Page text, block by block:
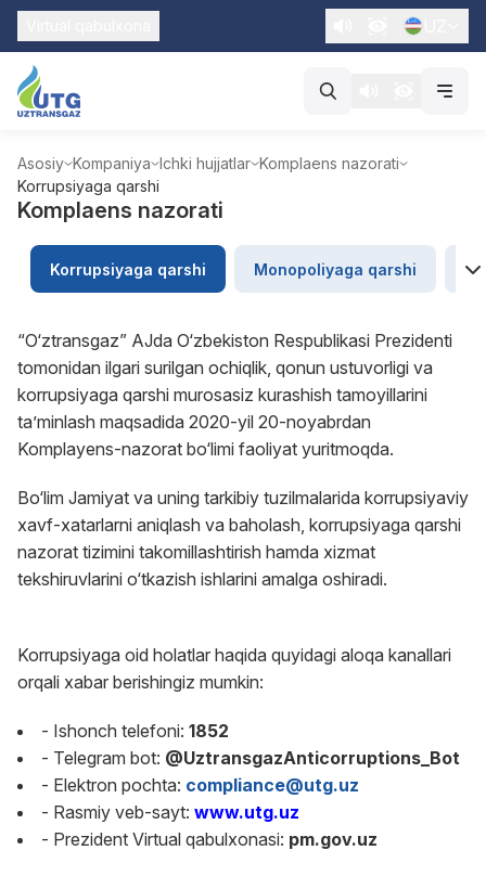
Asosiy Kompaniya Ichki hujjatlar Komplaens nazorati
Korrupsiyaga qarshi
Komplaens nazorati
Korrupsiyaga qarshi Monopoliyaga qarshi
“O‘ztransgaz” AJda O‘zbekiston Respublikasi Prezidenti
tomonidan ilgari surilgan ochiqlik, qonun ustuvorligi va
korrupsiyaga qarshi murosasiz kurashish tamoyillarini
ta’minlash maqsadida 2020-yil 20-noyabrdan
Komplayens-nazorat bo‘limi faoliyat yuritmoqda.
Bo‘lim Jamiyat va uning tarkibiy tuzilmalarida korrupsiyaviy
xavf-xatarlarni aniqlash va baholash, korrupsiyaga qarshi
nazorat tizimini takomillashtirish hamda xizmat
tekshiruvlarini o‘tkazish ishlarini amalga oshiradi.
Korrupsiyaga oid holatlar haqida quyidagi aloqa kanallari
orqali xabar berishingiz mumkin:
- Ishonch telefoni: 1852
- Telegram bot: @UztransgazAnticorruptions_Bot
- Elektron pochta: compliance@utg.uz
- Rasmiy veb-sayt: www.utg.uz
- Prezident Virtual qabulxonasi: pm.gov.uz